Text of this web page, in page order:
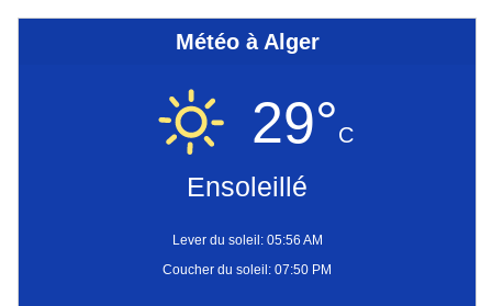
Météo à Alger
29°C
Ensoleillé
Lever du soleil: 05:56 AM
Coucher du soleil: 07:50 PM